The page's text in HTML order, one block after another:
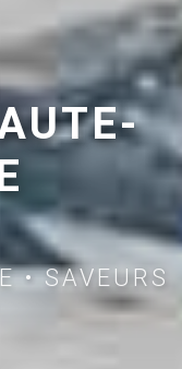
• SAVEURS